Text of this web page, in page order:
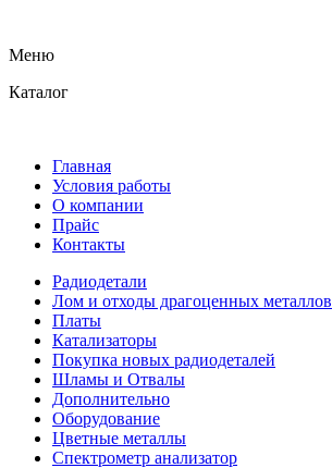
Меню
Каталог
Главная
Условия работы
О компании
Прайс
Контакты
Радиодетали
Лом и отходы драгоценных металлов
Платы
Катализаторы
Покупка новых радиодеталей
Шламы и Отвалы
Дополнительно
Оборудование
Цветные металлы
Спектрометр анализатор